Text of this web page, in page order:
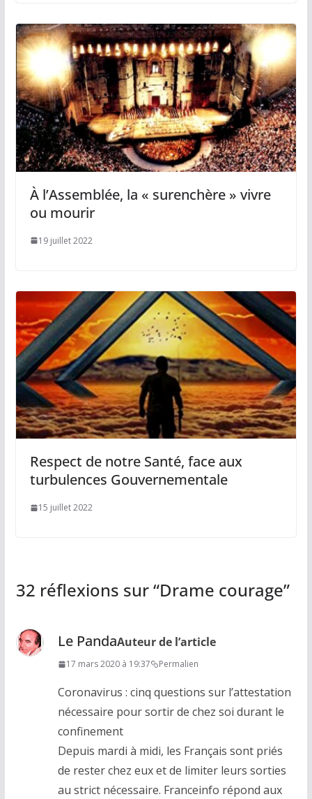
À l’Assemblée, la « surenchère » vivre
ou mourir
19 juillet 2022
Respect de notre Santé, face aux
turbulences Gouvernementale
15 juillet 2022
32 réflexions sur “Drame courage”
Le PandaAuteur de l’article
17 mars 2020 à 19:37 Permalien
Coronavirus : cinq questions sur l’attestation
nécessaire pour sortir de chez soi durant le
confinement
Depuis mardi à midi, les Français sont priés
de rester chez eux et de limiter leurs sorties
au strict nécessaire. Franceinfo répond aux